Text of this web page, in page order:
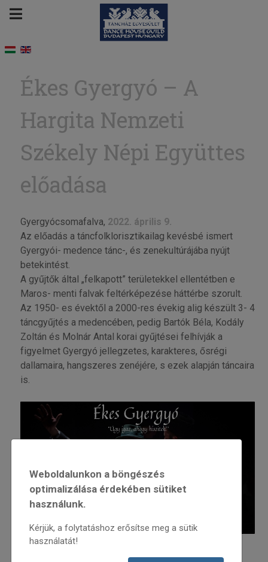
Ékes Gyergyó – A
Hargita Nemzeti
Székely Népi Együttes
előadása
Gyergyócsomafalva, 2022. április 9.
Az előadás a táncfolklorisztikailag kevésbé ismert
Gyergyói- medence tánc-, és zenekultúrájába nyújt
betekintést.
A gyűjtők által „felkapott” területekkel ellentétben e
Maros- menti falvak feltérképezése háttérbe szorult.
Az 1950- es évektől a 2000-res évekig alig készült 3- 4
táncgyűjtés a medencében, pedig Bartók Béla, Kodály
Zoltán és Molnár Antal korai gyűjtései felhívják a
figyelmet Gyergyó jellegzetes, karakteres, ősrégi
dallamaira, hangszeres zenéjére, s ezek alapján táncaira
is.
A műsorban helyet kapnak a terület veretes táncai,
Weboldalunkon a böngészés
optimalizálása érdekében sütiket
használunk.
Kérjük, a folytatáshoz erősítse meg a sütik
használatát!